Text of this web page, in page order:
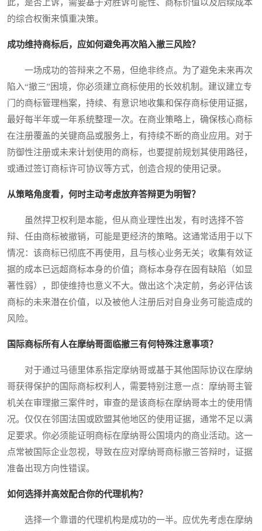
此，是否上诉，需要基于对胜诉可能性、商标价值以及后续成本
的综合权衡来慎重决策。
成功维持商标后，应如何避免再次陷入撤三风险？
一场成功的答辩来之不易，但绝非终点。为了避免未来再次
陷入“撤三”困境，你必须建立商标使用的长效机制。建议建立专
门的商标管理档案，持续、有意识地收集和保存商标使用证据，
最好每半年或一年系统整理一次。在商业策略上，确保核心商标
在注册覆盖的关键商品或服务上，有持续不断的商业应用。对于
防御性注册或未来计划使用的商标，也要提前规划其使用路径，
或通过签订商标许可协议等方式，创造合规的使用记录。
从策略角度看，何时主动考虑放弃答辩更为明智？
虽然捍卫权利是本能，但从商业理性出发，有时选择不答
辩、任由商标被撤销，可能是更经济的策略。这通常适用于以下
情况：该商标已彻底不再使用，且与核心业务无关；收集有效证
据的成本已远超商标本身的价值；商标本身存在固有缺陷（如显
著性弱），即使维持也意义不大。做出这个决定前，务必评估该
商标的未来潜在价值，以及被他人注册后对自身业务可能造成的
风险。
国际商标所有人在摩纳哥面临撤三有何特殊注意事项？
对于通过马德里体系指定摩纳哥或基于其他国际协议在摩纳
哥获得保护的国际商标权利人，需要特别注意一点：摩纳哥主管
机关在审理撤三案件时，审查的是该商标在摩纳哥本土的使用情
况。仅仅在邻国法国或欧盟其他地区的使用证据，通常不足以满
足要求。你必须能证明商标在摩纳哥公国境内的商业活动。这一
点常被国际企业忽视，导致在应对摩纳哥商标撤三答辩时，证据
准备出现方向性错误。
如何选择并高效配合你的代理机构？
选择一个靠谱的代理机构是成功的一半。应优先考虑在摩纳